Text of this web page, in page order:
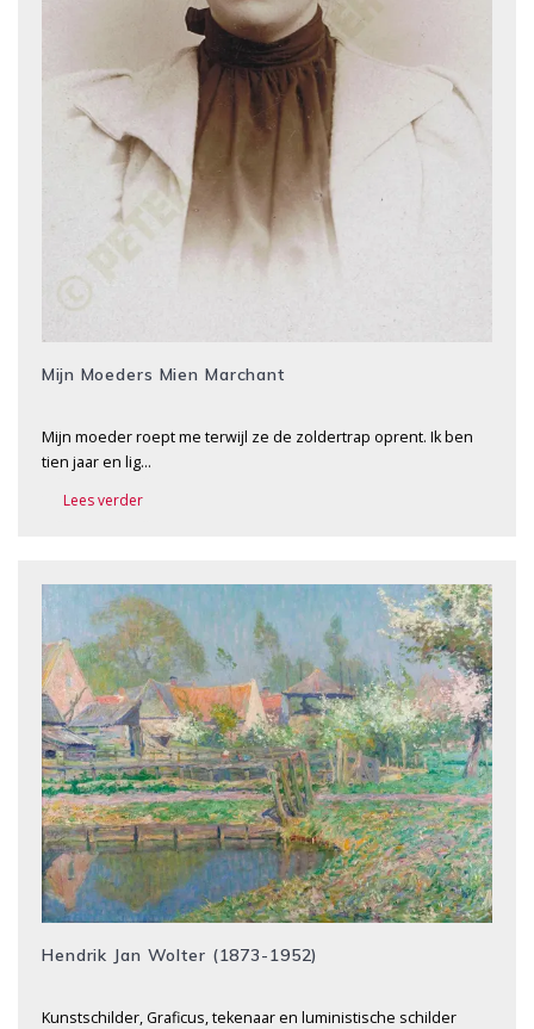
Mijn Moeders Mien Marchant
Mijn moeder roept me terwijl ze de zoldertrap oprent. Ik ben
tien jaar en lig…
Lees verder
Hendrik Jan Wolter (1873-1952)
Kunstschilder, Graficus, tekenaar en luministische schilder